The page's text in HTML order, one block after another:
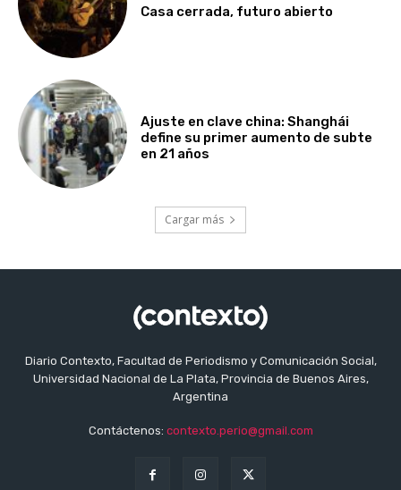
Casa cerrada, futuro abierto
Ajuste en clave china: Shanghái
define su primer aumento de subte
en 21 años
Cargar más
Diario Contexto, Facultad de Periodismo y Comunicación Social,
Universidad Nacional de La Plata, Provincia de Buenos Aires,
Argentina
Contáctenos: contexto.perio@gmail.com